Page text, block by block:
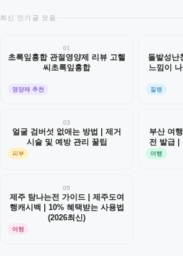
최신 인기글 모음
01
초록잎홍합 관절영양제 리뷰 고헬
씨초록잎홍합
영양제 추천
돌발성난
느낌이
질병
03
얼굴 검버섯 없애는 방법 | 제거
시술 및 예방 관리 꿀팁
피부
부산 여
전 발급 |
여행
05
제주 탐나는전 가이드 | 제주도여
행캐시백 | 10% 혜택받는 사용법
(2026최신)
여행